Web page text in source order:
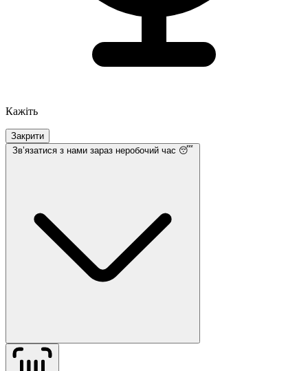
Кажіть
Закрити
Звʼязатися з нами зараз неробочий час 😴